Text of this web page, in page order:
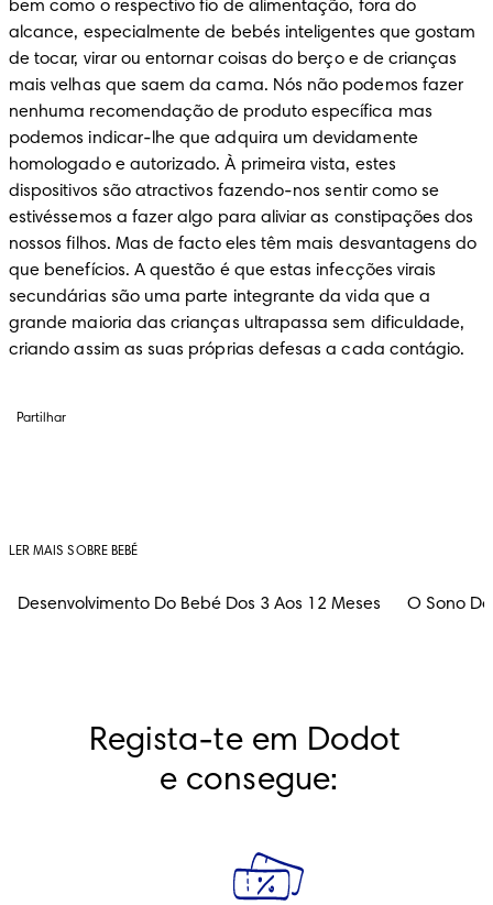
bem como o respectivo fio de alimentação, fora do
alcance, especialmente de bebés inteligentes que gostam
de tocar, virar ou entornar coisas do berço e de crianças
mais velhas que saem da cama. Nós não podemos fazer
nenhuma recomendação de produto específica mas
podemos indicar-lhe que adquira um devidamente
homologado e autorizado. À primeira vista, estes
dispositivos são atractivos fazendo-nos sentir como se
estivéssemos a fazer algo para aliviar as constipações dos
nossos filhos. Mas de facto eles têm mais desvantagens do
que benefícios. A questão é que estas infecções virais
secundárias são uma parte integrante da vida que a
grande maioria das crianças ultrapassa sem dificuldade,
criando assim as suas próprias defesas a cada contágio.
Partilhar
LER MAIS SOBRE BEBÉ
Desenvolvimento Do Bebé Dos 3 Aos 12 Meses O Sono
Regista-te em Dodot
e consegue: